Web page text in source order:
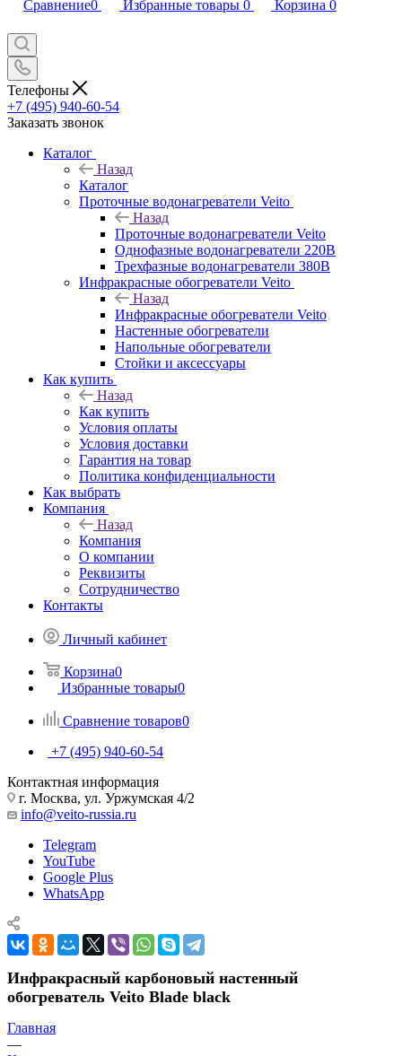
Сравнение0 Избранные товары 0 Корзина 0
Телефоны
+7 (495) 940-60-54
Заказать звонок
Каталог
Назад
Каталог
Проточные водонагреватели Veito
Назад
Проточные водонагреватели Veito
Однофазные водонагреватели 220В
Трехфазные водонагреватели 380В
Инфракрасные обогреватели Veito
Назад
Инфракрасные обогреватели Veito
Настенные обогреватели
Напольные обогреватели
Стойки и аксессуары
Как купить
Назад
Как купить
Условия оплаты
Условия доставки
Гарантия на товар
Политика конфиденциальности
Как выбрать
Компания
Назад
Компания
О компании
Реквизиты
Сотрудничество
Контакты
Личный кабинет
Корзина0
Избранные товары0
Сравнение товаров0
+7 (495) 940-60-54
Контактная информация
г. Москва, ул. Уржумская 4/2
info@veito-russia.ru
Telegram
YouTube
Google Plus
WhatsApp
Инфракрасный карбоновый настенный
обогреватель Veito Blade black
Главная
—